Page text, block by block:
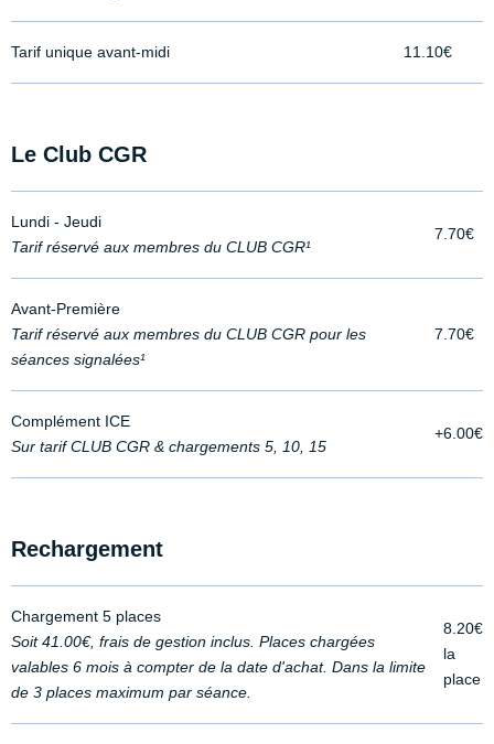
Tarif unique avant-midi 11.10€
Le Club CGR
Lundi - Jeudi
Tarif réservé aux membres du CLUB CGR¹
7.70€
Avant-Première
Tarif réservé aux membres du CLUB CGR pour les
séances signalées¹
7.70€
Complément ICE
Sur tarif CLUB CGR & chargements 5, 10, 15
+6.00€
Rechargement
Chargement 5 places
Soit 41.00€, frais de gestion inclus. Places chargées
valables 6 mois à compter de la date d'achat. Dans la limite
de 3 places maximum par séance.
8.20€
la
place